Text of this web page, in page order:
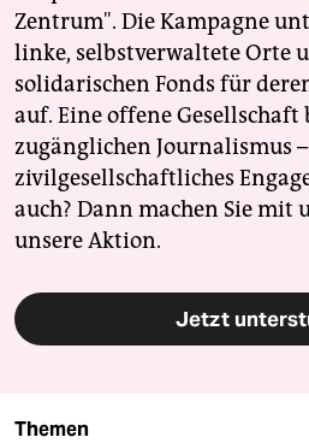
Zentrum". Die Kampagne
linke, selbstverwaltete Orte
solidarischen Fonds für
auf. Eine offene
zugänglichen Journalismus
zivilgesellschaftliches
auch? Dann machen Sie mit
unsere Aktion.
Jetzt
Themen